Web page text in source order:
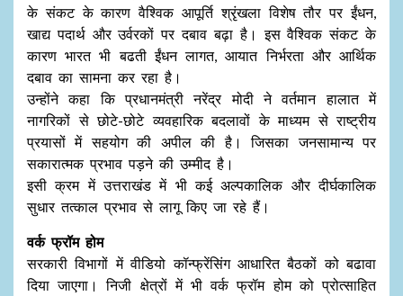
के संकट के कारण वैश्विक आपूर्ति श्रृंखला विशेष तौर पर ईंधन,
खाद्य पदार्थ और उर्वरकों पर दबाव बढ़ा है। इस वैश्विक संकट के
कारण भारत भी बढती ईंधन लागत, आयात निर्भरता और आर्थिक
दबाव का सामना कर रहा है।
उन्होंने कहा कि प्रधानमंत्री नरेंद्र मोदी ने वर्तमान हालात में
नागरिकों से छोटे-छोटे व्यवहारिक बदलावों के माध्यम से राष्ट्रीय
प्रयासों में सहयोग की अपील की है। जिसका जनसामान्य पर
सकारात्मक प्रभाव पड़ने की उम्मीद है।
इसी क्रम में उत्तराखंड में भी कई अल्पकालिक और दीर्घकालिक
सुधार तत्काल प्रभाव से लागू किए जा रहे हैं।
वर्क फ्रॉम होम
सरकारी विभागों में वीडियो कॉन्फ्रेंसिंग आधारित बैठकों को बढावा
दिया जाएगा। निजी क्षेत्रों में भी वर्क फ्रॉम होम को प्रोत्साहित